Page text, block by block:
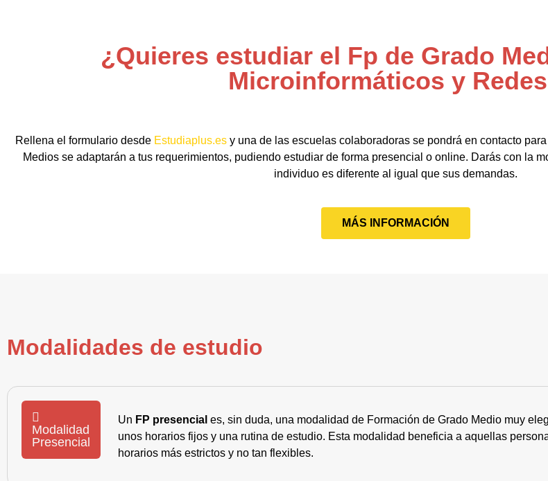
¿Quieres estudiar el Fp de Grado
Microinformáticos y
Rellena el formulario desde Estudiaplus.esy una de las escuelas colaboradoras se pondrá en contacto
Medios se adaptarán a tus requerimientos, pudiendo estudiar de forma presencial o online. Darás con la
individuo es diferente al igual que sus demandas.
MÁS INFORMACIÓN
Modalidades de estudio
Modalidad
Presencial
Un FP presencial es, sin duda, una modalidad de Formación de Grado Medio muy
unos horarios fijos y una rutina de estudio. Esta modalidad beneficia a aquellas
horarios más estrictos y no tan flexibles.